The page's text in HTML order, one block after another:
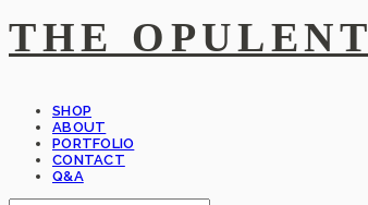
THE OPULENT
SHOP
ABOUT
PORTFOLIO
CONTACT
Q&A